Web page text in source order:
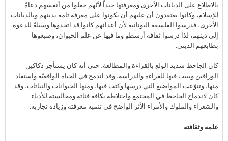
بالاطلاع على الديانات الأخرى ومعرفتها جيداً لأنّهم جعلوا من أنفسهم دعاةً
للإسلام، وكانوا يعتقدون أن عليهم أن يكونوا على معرفة تامة بدينهم وبالديانات
الأخرى، فدرسوا الفلسفة اليونانية لأن أعدائهم كانوا قد اتخذوها وسيلةً للدعوة
إلى دينهم، لذا درسوا ثقافة أرسطو وما فيها عن علم الحيوان، وصبغوها
بطابعهم الديني.
كان الجاحظ شديد الولع بالقراءة والمطالعة، حتى أنه كان يستأجر دكاكين
الوراقين ويبيت فيها للقراءة والدراسة، وقد اندمج في الحياة الواقعيّة واستفاد
منها، وتنوّعت المواضيع التي درسها وكتب فيها، ومنها الحيوانات والنباتات، وقد
كان لاندماج الجاحظ في المجتمع واختلاطه بكافة فئاته ومجالسته للأدباء
والشعراء والملوك والأمراء الأثر الواضح في تنمية معرفته وزيادة تجاربه.
علمه وثقافته